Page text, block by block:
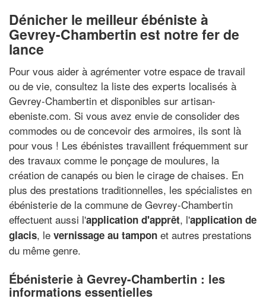
Dénicher le meilleur ébéniste à
Gevrey-Chambertin est notre fer de
lance
Pour vous aider à agrémenter votre espace de travail
ou de vie, consultez la liste des experts localisés à
Gevrey-Chambertin et disponibles sur artisan-
ebeniste.com. Si vous avez envie de consolider des
commodes ou de concevoir des armoires, ils sont là
pour vous ! Les ébénistes travaillent fréquemment sur
des travaux comme le ponçage de moulures, la
création de canapés ou bien le cirage de chaises. En
plus des prestations traditionnelles, les spécialistes en
ébénisterie de la commune de Gevrey-Chambertin
effectuent aussi l'application d'apprêt, l'application de
glacis, le vernissage au tampon et autres prestations
du même genre.
Ébénisterie à Gevrey-Chambertin : les
informations essentielles